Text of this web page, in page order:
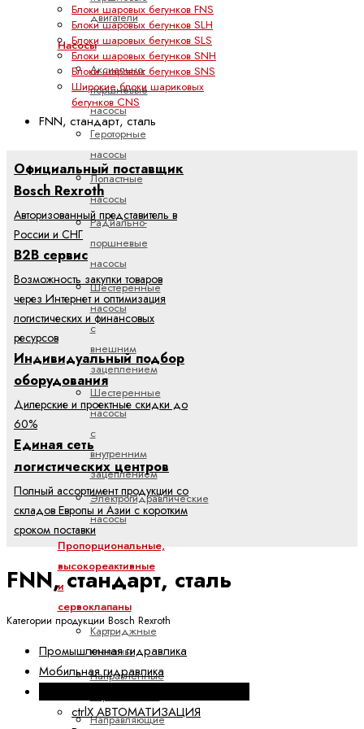
двигатели
Насосы
Аксиально-
поршневые
насосы
Героторные
насосы
Лопастные
насосы
Радиально-
поршневые
насосы
Шестеренные
насосы
с
внешним
зацеплением
Шестеренные
насосы
с
внутренним
зацеплением
Электрогидравлические
насосы
Пропорциональные,
высокореактивные
и
сервоклапаны
Картриджные
клапаны
Направленные
Направляющие
Блоки шаровых бегунков FNS
Блоки шаровых бегунков SLH
Блоки шаровых бегунков SLS
Блоки шаровых бегунков SNH
Блоки шаровых бегунков SNS
Широкие блоки шариковых
бегунков CNS
FNN, стандарт, сталь
Официальный поставщик
Bosch Rexroth
Авторизованный представитель в
России и СНГ
B2B сервис
Возможность закупки товаров
через Интернет и оптимизация
логистических и финансовых
ресурсов
Индивидуальный подбор
оборудования
Дилерские и проектные скидки до
60%
Единая сеть
логистических центров
Полный ассортимент продукции со
складов Европы и Азии с коротким
сроком поставки
FNN, стандарт, сталь
Категории продукции Bosch Rexroth
Промышленная гидравлика
Мобильная гидравлика
ctrlX АВТОМАТИЗАЦИЯ